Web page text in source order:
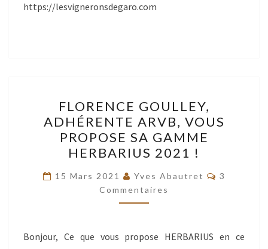
VOUS
WEB
https://lesvigneronsdegaro.com
GOULLEY,
ADHÉRENTE
ARVB,
VOUS
PROPOSE
SA
GAMME
2021
FLORENCE GOULLEY,
ADHÉRENTE ARVB, VOUS
PROPOSE SA GAMME
HERBARIUS 2021 !
15 Mars 2021 Yves Abautret
3
Commentaires
Bonjour, Ce que vous propose HERBARIUS en ce